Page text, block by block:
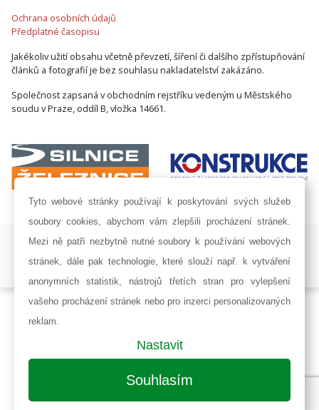
Ochrana osobních údajů
Předplatné časopisu
Jakékoliv užití obsahu včetně převzetí, šíření či dalšího zpřístupňování
článků a fotografií je bez souhlasu nakladatelství zakázáno.
Společnost zapsaná v obchodním rejstříku vedeným u Městského
soudu v Praze, oddíl B, vložka 14661.
ISSN 1802-8535 © 2009 - 2026 AF POWER agency a.s. |
Nastavení
Developed by:
Railsformers s.r.o.
Tyto webové stránky používají k poskytování svých služeb
soubory cookies, abychom vám zlepšili procházení stránek.
Mezi ně patří nezbytně nutné soubory k používání webových
stránek, dále pak technologie, které slouží např. k vytváření
anonymních statistik, nástrojů třetích stran pro vylepšení
vašeho procházení stránek nebo pro inzerci personalizovaných
reklam.
Nastavit
Souhlasím